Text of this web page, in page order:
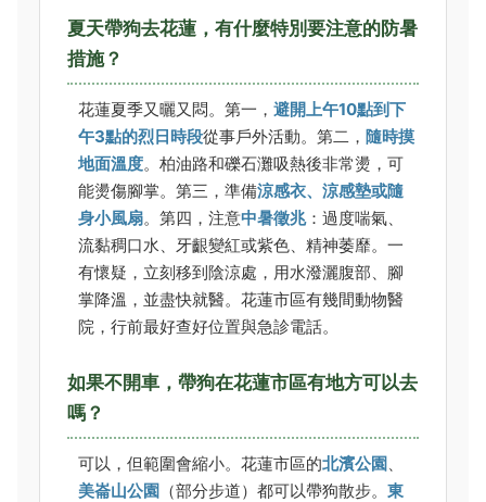
夏天帶狗去花蓮，有什麼特別要注意的防暑
措施？
花蓮夏季又曬又悶。第一， 避開上午10點到下
午3點的烈日時段從事戶外活動。第二， 隨時摸
地面溫度。柏油路和礫石灘吸熱後非常燙，可
能燙傷腳掌。第三，準備涼感衣、涼感墊或隨
身小風扇。第四，注意中暑徵兆：過度喘氣、
流黏稠口水、牙齦變紅或紫色、精神萎靡。一
有懷疑，立刻移到陰涼處，用水潑灑腹部、腳
掌降溫，並盡快就醫。花蓮市區有幾間動物醫
院，行前最好查好位置與急診電話。
如果不開車，帶狗在花蓮市區有地方可以去
嗎？
可以，但範圍會縮小。花蓮市區的北濱公園
美崙山公園 （部分步道）都可以帶狗散步。 東